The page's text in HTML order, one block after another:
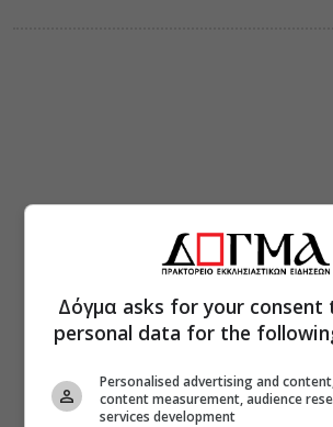
Δόγμα asks for your consent
personal data for the
Personalised advertising and
content measurement, audience
services development